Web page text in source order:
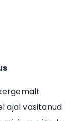
ajal väsitanud